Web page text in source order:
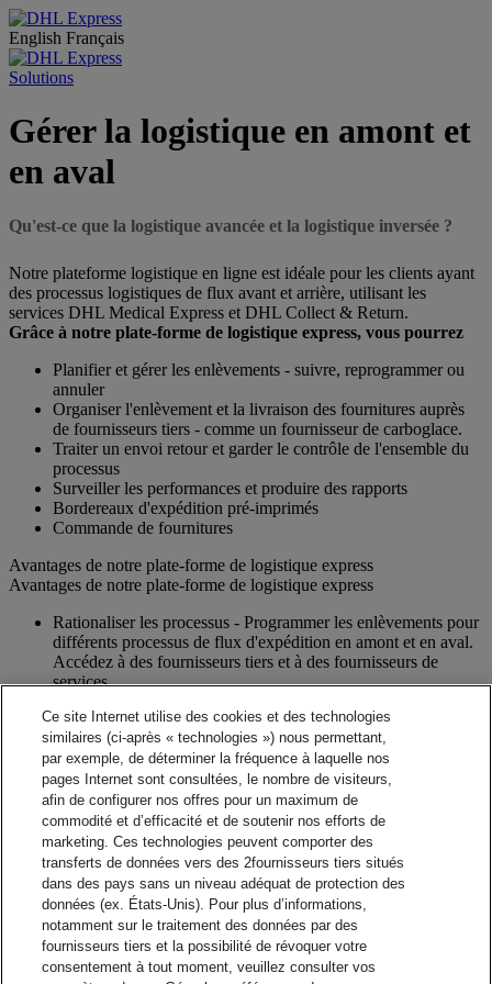
English Français
Solutions
Gérer la logistique en amont et
en aval
Qu'est-ce que la logistique avancée et la logistique inversée ?
Notre plateforme logistique en ligne est idéale pour les clients ayant
des processus logistiques de flux avant et arrière, utilisant les
services DHL Medical Express et DHL Collect & Return.
Grâce à notre plate-forme de logistique express, vous pourrez
Planifier et gérer les enlèvements - suivre, reprogrammer ou
annuler
Organiser l'enlèvement et la livraison des fournitures auprès
de fournisseurs tiers - comme un fournisseur de carboglace.
Traiter un envoi retour et garder le contrôle de l'ensemble du
processus
Surveiller les performances et produire des rapports
Bordereaux d'expédition pré-imprimés
Commande de fournitures
Avantages de notre plate-forme de logistique express
Avantages de notre plate-forme de logistique express
Rationaliser les processus - Programmer les enlèvements pour
différents processus de flux d'expédition en amont et en aval.
Accédez à des fournisseurs tiers et à des fournisseurs de
services.
à garantir l'exactitude
Notifications - Possibilité de mettre en place des notifications
par courrier électronique pour les documents d'expédition et
les instructions à vos clients et fournisseurs.
Visibilité - Vérifiez en temps réel l'état de chaque envoi et
visualisez les détails du suivi.
Rapports - Rapports en ligne faciles à utiliser, qui peuvent être
téléchargés pour vos besoins d'analyse d'entreprise.
Capacités d'intégration - Aidez à accroître l'efficacité en
utilisant votre système interne.
Contact commercial
Solutions de gestion des expéditions
Ce site Internet utilise des cookies et des technologies
similaires (ci-après « technologies ») nous permettant,
par exemple, de déterminer la fréquence à laquelle nos
pages Internet sont consultées, le nombre de visiteurs,
afin de configurer nos offres pour un maximum de
commodité et d’efficacité et de soutenir nos efforts de
marketing. Ces technologies peuvent comporter des
transferts de données vers des 2fournisseurs tiers situés
dans des pays sans un niveau adéquat de protection des
données (ex. États-Unis). Pour plus d’informations,
notamment sur le traitement des données par des
fournisseurs tiers et la possibilité de révoquer votre
consentement à tout moment, veuillez consulter vos